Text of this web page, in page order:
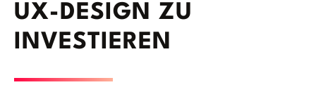
UX-DESIGN ZU
INVESTIEREN